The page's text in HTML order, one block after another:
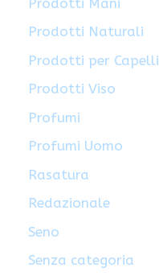
Prodotti Naturali
Prodotti per Capelli
Prodotti Viso
Profumi
Profumi Uomo
Rasatura
Redazionale
Seno
Senza categoria